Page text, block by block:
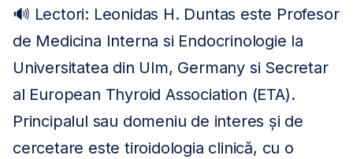
🔊 Lectori: Leonidas H. Duntas este Profesor
de Medicina Interna si Endocrinologie la
Universitatea din Ulm, Germany si Secretar
al European Thyroid Association (ETA).
Principalul sau domeniu de interes și de
cercetare este tiroidologia clinică, cu o